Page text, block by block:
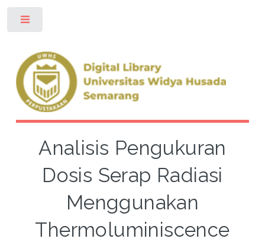
Analisis Pengukuran
Dosis Serap Radiasi
Menggunakan
Thermoluminiscence